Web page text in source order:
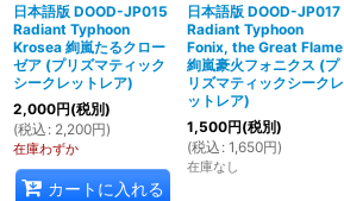
日本語版 DOOD-JP015
Radiant Typhoon
Krosea 絢嵐たるクロー
ゼア (プリズマティック
シークレットレア)
2,000円(税別)
(税込 : 2,200円)
在庫わずか
カートに入れる
日本語版 DOOD-JP017
Radiant Typhoon
Fonix, the Great Flame
絢嵐豪火フォニクス (プ
リズマティックシークレ
ットレア)
1,500円(税別)
(税込 : 1,650円)
在庫なし